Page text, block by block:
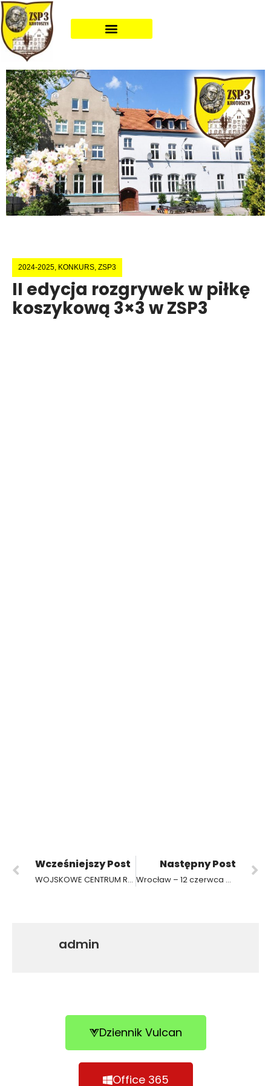
2024-2025 KONKURS ZSP3
II edycja rozgrywek w piłkę
koszykową 3×3 w ZSP3
Wcześniejszy Post
WOJSKOWE CENTRUM REKRUTACJI z wizytą w ZSP3
Następny Post
Wrocław – 12 czerwca – Dzień pełen wrażeń dla klasy 2A!
admin
Dziennik Vulcan
Office 365